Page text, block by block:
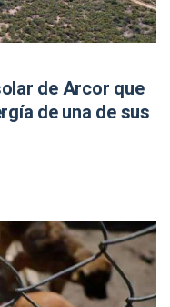
de Arcor que
de una de sus